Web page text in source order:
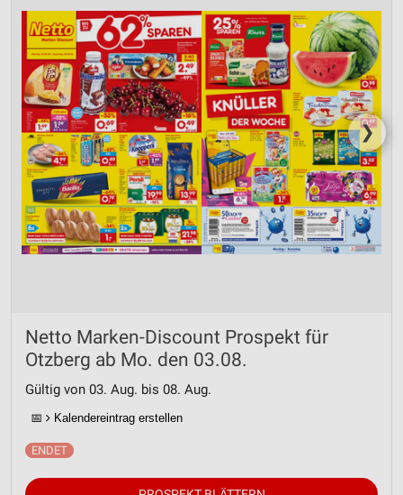
❯
Netto Marken-Discount Prospekt für
Otzberg ab Mo. den 03.08.
Gültig von 03. Aug. bis 08. Aug.
📅 Kalendereintrag erstellen